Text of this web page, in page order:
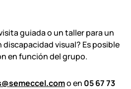
guiada o un taller para un
visual? Es posible
en función del grupo.
o en 05 67 73